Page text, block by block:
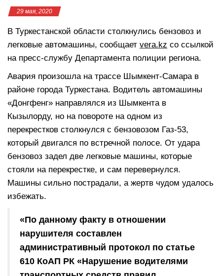
29 мая, 2020
В Туркестанской области столкнулись бензовоз и
легковые автомашины, сообщает vera.kz со ссылкой
на пресс-службу Департамента полиции региона.
Авария произошла на трассе Шымкент-Самара в
районе города Туркестана. Водитель автомашины
«Донгфенг» направлялся из Шымкента в
Кызылорду, но на повороте на одном из
перекрестков столкнулся с бензовозом Газ-53,
который двигался по встречной полосе. От удара
бензовоз задел две легковые машины, которые
стояли на перекрестке, и сам перевернулся.
Машины сильно пострадали, а жертв чудом удалось
избежать.
«По данному факту в отношении
нарушителя составлен
административный протокол по статье
610 КоАП РК «Нарушение водителями